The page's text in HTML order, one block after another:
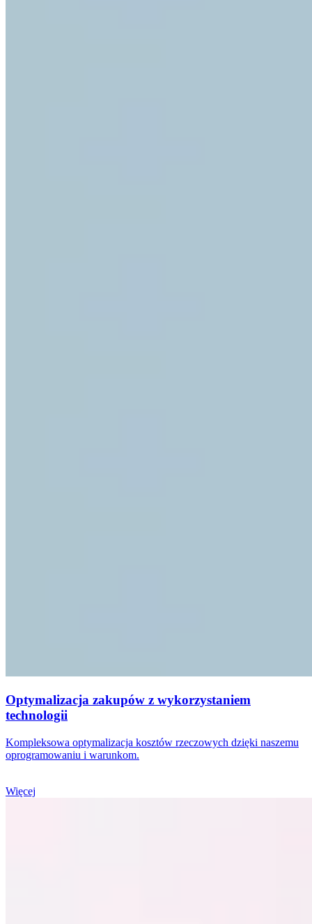
Optymalizacja zakupów z wykorzystaniem
technologii
Kompleksowa optymalizacja kosztów rzeczowych dzięki naszemu
oprogramowaniu i warunkom.
Więcej